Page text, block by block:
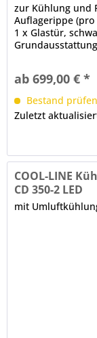
zur Kühlung und
Auflagerippe
1 x Glastür,
tiefgezogener
ab 699,00 € *
Bestand prüfen
Zuletzt
COOL-LINE
CD 350-2 LED
mit